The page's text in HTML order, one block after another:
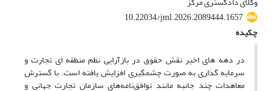
10.22034/jml.2026.2089444.1657
چکیده
در دهه های اخیر نقش حقوق در بازآرایی نظم منطقه ای تجارت و
سرمایه گذاری به صورت چشمگیری افزایش یافته است. با گسترش
معاهدات چند جانبه مانند توافق‌نامه‌های سازمان تجارت جهانی و